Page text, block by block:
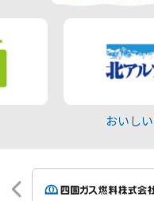
おいし